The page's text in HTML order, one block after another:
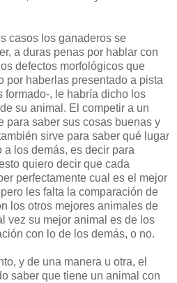
casos los ganaderos se
a duras penas por hablar con
defectos morfológicos que
por haberlas presentado a pista
formado-, le habría dicho los
su animal. El competir a un
para saber sus cosas buenas y
sirve para saber qué lugar
a los demás, es decir para
quiero decir que cada
perfectamente cual es el mejor
les falta la comparación de
los otros mejores animales de
vez su mejor animal es de los
con lo de los demás, o no.
y de una manera u otra, el
saber que tiene un animal con